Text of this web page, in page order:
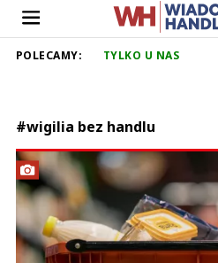
POLECAMY: TYLKO U NAS
#wigilia bez handlu